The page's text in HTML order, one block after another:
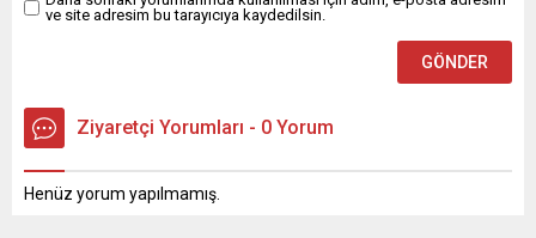
ve site adresim bu tarayıcıya kaydedilsin.
Ziyaretçi Yorumları - 0 Yorum
Henüz yorum yapılmamış.